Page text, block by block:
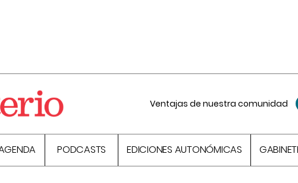
Ventajas de nuestra comunidad
PODCASTS EDICIONES AUTONÓMICAS